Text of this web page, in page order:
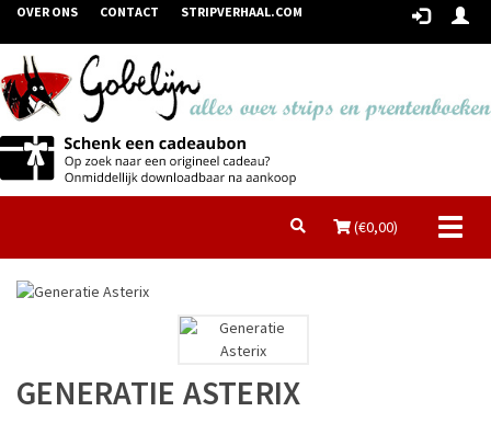
OVER ONS CONTACT STRIPVERHAAL.COM
(€0,00)
GENERATIE ASTERIX